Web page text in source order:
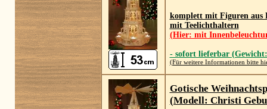
komplett mit Figuren aus
mit Teelichthaltern
(Hier: mit
- sofort lieferbar
(Für weitere Informationen bitte
Gotische
(Modell: Christi